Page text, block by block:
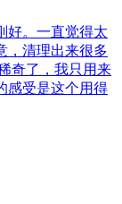
好。一直觉得太
，清理出来很多
奇了，我只用来
感受是这个用得